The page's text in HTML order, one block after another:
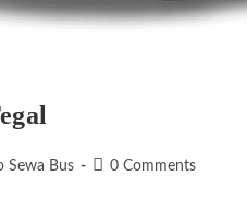
Sewa Bus
Post0 Comments